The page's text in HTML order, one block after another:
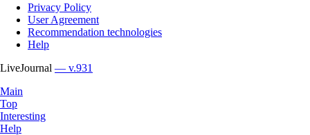
Privacy Policy
User Agreement
Recommendation technologies
Help
LiveJournal — v.931
Main
Top
Interesting
Help